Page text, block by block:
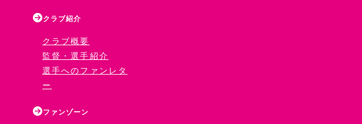
クラブ紹介
クラブ概要
監督・選手紹介
選手へのファンレタ
ー
ファンゾーン